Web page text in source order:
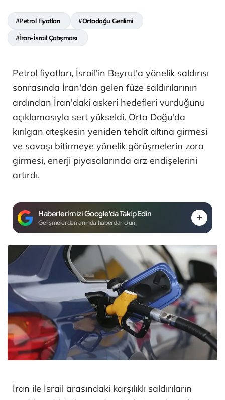
#Petrol Fiyatları #Ortadoğu Gerilimi
#İran-İsrail Çatışması
Petrol fiyatları, İsrail'in Beyrut'a yönelik saldırısı
sonrasında İran'dan gelen füze saldırılarının
ardından İran'daki askeri hedefleri vurduğunu
açıklamasıyla sert yükseldi. Orta Doğu'da
kırılgan ateşkesin yeniden tehdit altına girmesi
ve savaşı bitirmeye yönelik görüşmelerin zora
girmesi, enerji piyasalarında arz endişelerini
artırdı.
Haberlerimizi Google'da Takip Edin
Gelişmelerden anında haberdar olun.
İran ile İsrail arasındaki karşılıklı saldırıların